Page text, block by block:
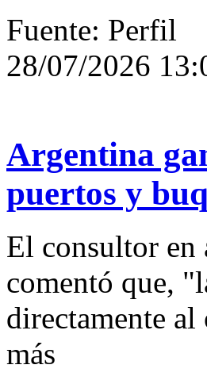
Fuente: Perfil
28/07/2026
Argentina
puertos y
El consultor en
comentó que,
directamente
más